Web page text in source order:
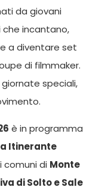
da giovani
incantano,
a diventare set
di filmmaker.
speciali,
è in programma
Itinerante
comuni di Monte
di Solto e Sale